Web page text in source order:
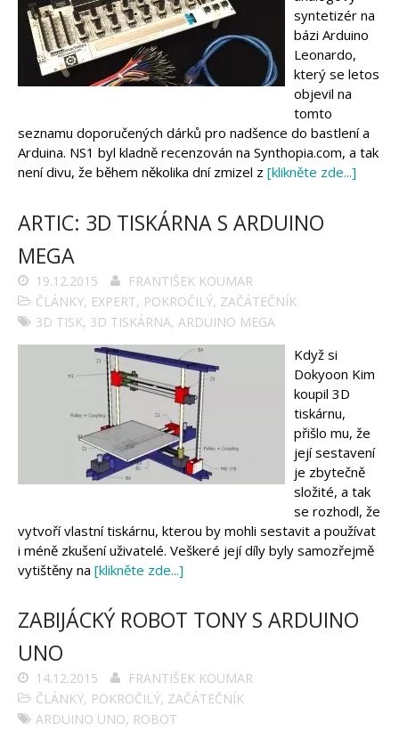
syntetizér na
bázi Arduino
Leonardo,
který se letos
objevil na
tomto
seznamu doporučených dárků pro nadšence do bastlení a
Arduina. NS1 byl kladně recenzován na Synthopia.com, a tak
není divu, že během několika dní zmizel z [klikněte zde...]
ARTIC: 3D TISKÁRNA S ARDUINO
MEGA
19.12.2015
FRANTIŠEK KOUMAR
ČLÁNKY, EXPERT, POKROČILÝ, ZAČÁTEČNÍK
3D TISK, 3D TISKÁRNA, ARDUINO MEGA
Když si
Dokyoon Kim
koupil 3D
tiskárnu,
přišlo mu, že
její sestavení
je zbytečně
složité, a tak
se rozhodl, že
vytvoří vlastní tiskárnu, kterou by mohli sestavit a používat
i méně zkušení uživatelé. Veškeré její díly byly samozřejmě
vytištěny na [klikněte zde...]
ZABIJÁCKÝ ROBOT TONY S ARDUINO
UNO
14.12.2015
FRANTIŠEK KOUMAR
ČLÁNKY, POKROČILÝ, ZAČÁTEČNÍK
ARDUINO UNO, ROBOT